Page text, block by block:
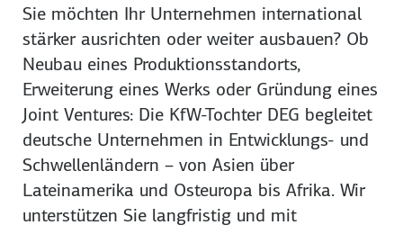
Sie möchten Ihr Unternehmen international
stärker ausrichten oder weiter ausbauen? Ob
Neubau eines Produktionsstandorts,
Erweiterung eines Werks oder Gründung eines
Joint Ventures: Die KfW-Tochter DEG begleitet
deutsche Unternehmen in Entwicklungs- und
Schwellenländern – von Asien über
Lateinamerika und Osteuropa bis Afrika. Wir
unterstützen Sie langfristig und mit